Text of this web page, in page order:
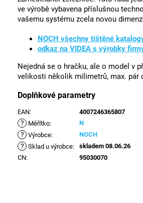
ve výrobě vybavena příslušnou
vašemu systému zcela novou
NOCH všechny tištěné
odkaz na VIDEA s výrobky
Nejedná se o hračku, ale o model v
velikosti několik milimetrů, max. pár
Doplňkové parametry
EAN: 4007246365807
? Měřítko: N
? Výrobce: NOCH
? Sklad u výrobce:
skladem 08.06.26
CN: 95030070